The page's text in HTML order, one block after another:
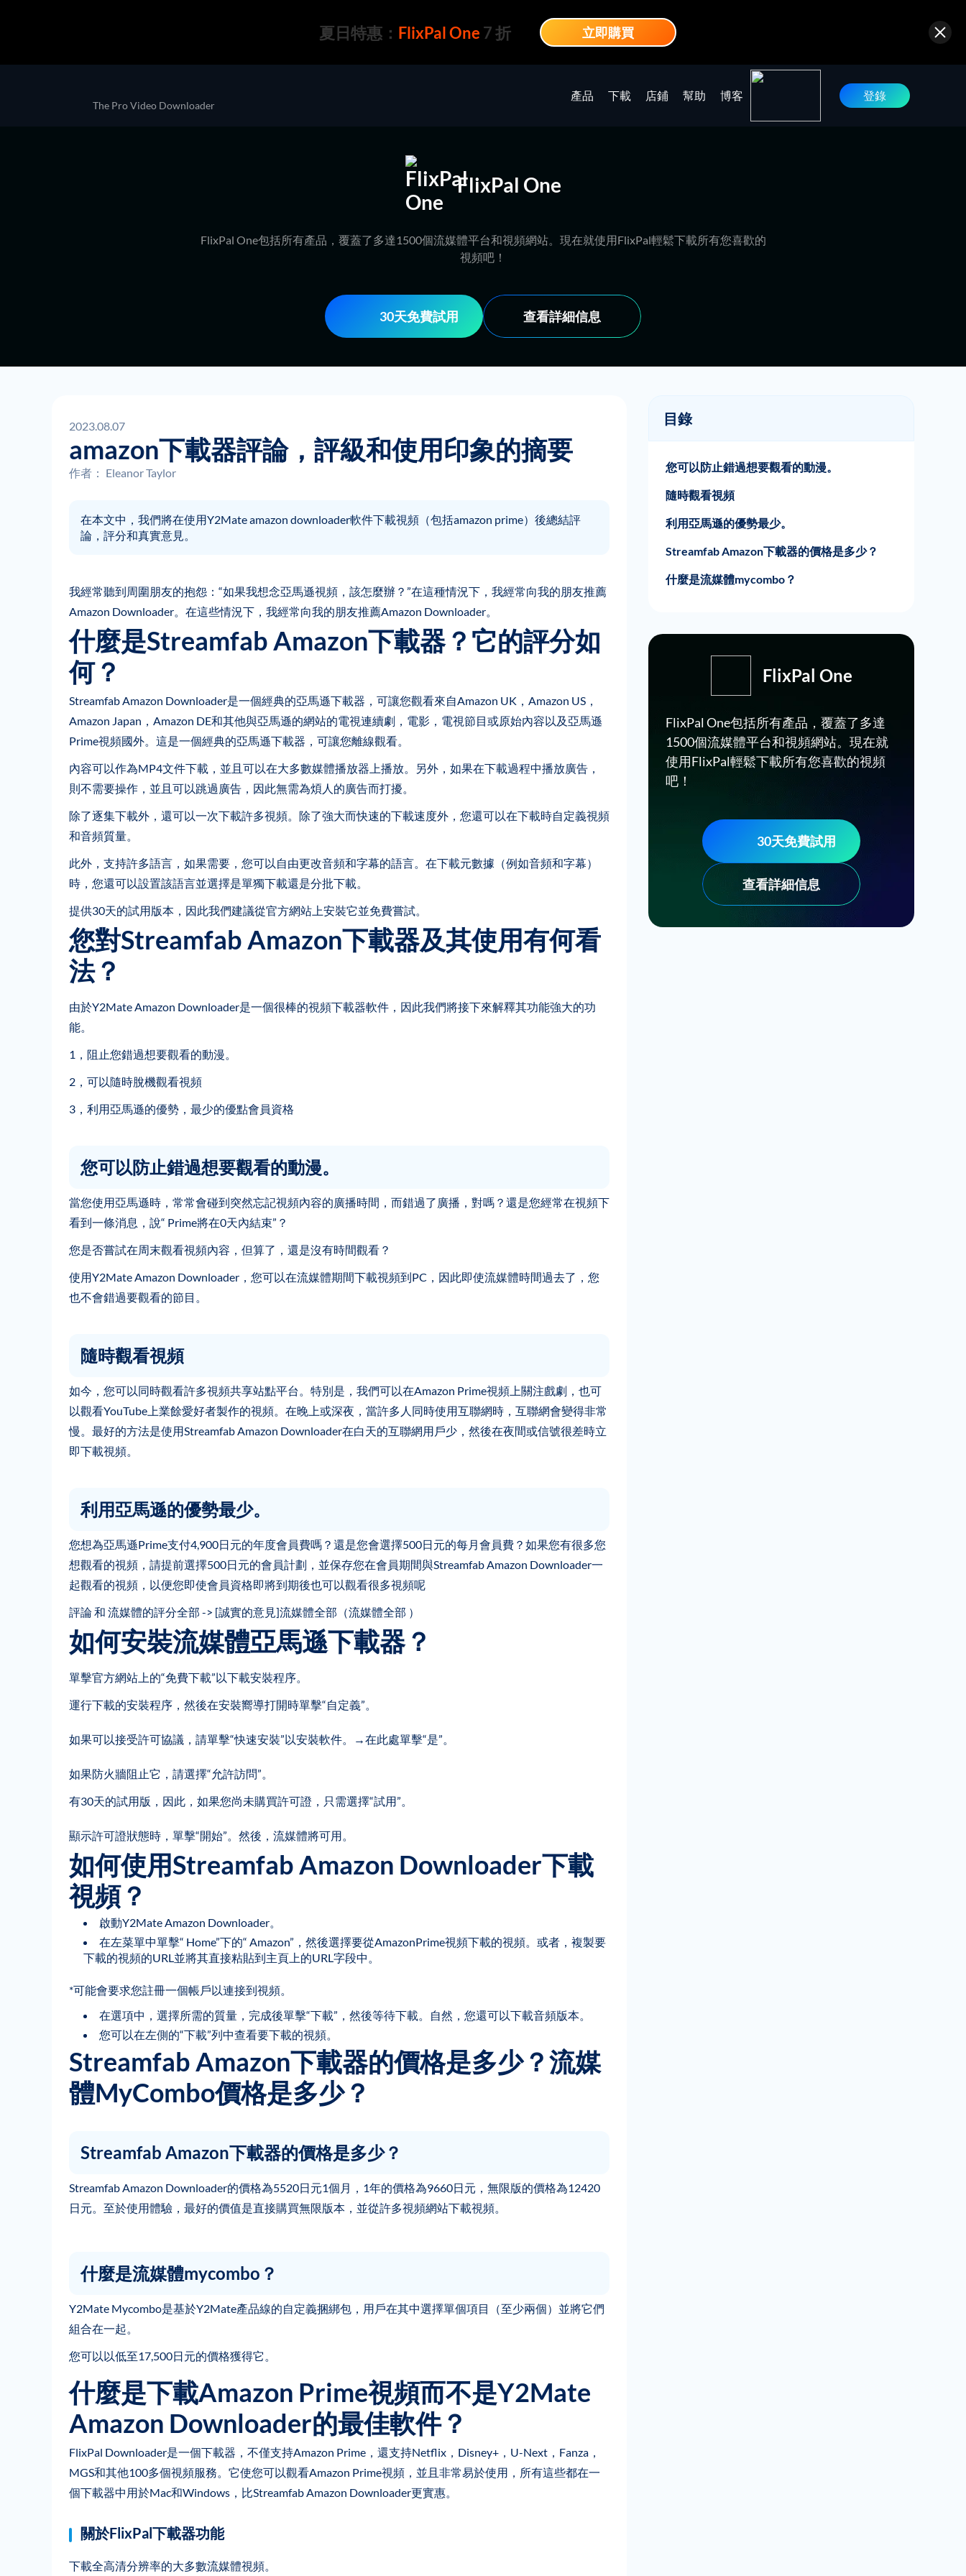
The Pro Video Downloader
產品 下載 店鋪 幫助 博客 登錄
夏日特惠： FlixPal One 7 折 立即購買
FlixPal One
FlixPal One包括所有產品，覆蓋了多達1500個流媒體平台和視頻網站。現在就使用FlixPal輕鬆下載所有您喜歡的
視頻吧！
30天免費試用 查看詳細信息
2023.08.07
amazon下載器評論，評級和使用印象的摘要
作者： Eleanor Taylor
在本文中，我們將在使用Y2Mate amazon downloader軟件下載視頻（包括amazon prime）後總結評
論，評分和真實意見。
我經常聽到周圍朋友的抱怨：“如果我想念亞馬遜視頻，該怎麼辦？”在這種情況下，我經常向我的朋友推薦
Amazon Downloader。在這些情況下，我經常向我的朋友推薦Amazon Downloader。
什麼是Streamfab Amazon下載器？它的評分如
何？
Streamfab Amazon Downloader是一個經典的亞馬遜下載器，可讓您觀看來自Amazon UK，Amazon US，
Amazon Japan，Amazon DE和其他與亞馬遜的網站的電視連續劇，電影，電視節目或原始內容以及亞馬遜
Prime視頻國外。這是一個經典的亞馬遜下載器，可讓您離線觀看。
內容可以作為MP4文件下載，並且可以在大多數媒體播放器上播放。另外，如果在下載過程中播放廣告，
則不需要操作，並且可以跳過廣告，因此無需為煩人的廣告而打擾。
除了逐集下載外，還可以一次下載許多視頻。除了強大而快速的下載速度外，您還可以在下載時自定義視頻
和音頻質量。
此外，支持許多語言，如果需要，您可以自由更改音頻和字幕的語言。在下載元數據（例如音頻和字幕）
時，您還可以設置該語言並選擇是單獨下載還是分批下載。
提供30天的試用版本，因此我們建議從官方網站上安裝它並免費嘗試。
您對Streamfab Amazon下載器及其使用有何看
法？
由於Y2Mate Amazon Downloader是一個很棒的視頻下載器軟件，因此我們將接下來解釋其功能強大的功
能。
1，阻止您錯過想要觀看的動漫。
2，可以隨時脫機觀看視頻
3，利用亞馬遜的優勢，最少的優點會員資格
您可以防止錯過想要觀看的動漫。
當您使用亞馬遜時，常常會碰到突然忘記視頻內容的廣播時間，而錯過了廣播，對嗎？還是您經常在視頻下
看到一條消息，說“ Prime將在0天內結束”？
您是否嘗試在周末觀看視頻內容，但算了，還是沒有時間觀看？
使用Y2Mate Amazon Downloader，您可以在流媒體期間下載視頻到PC，因此即使流媒體時間過去了，您
也不會錯過要觀看的節目。
隨時觀看視頻
如今，您可以同時觀看許多視頻共享站點平台。特別是，我們可以在Amazon Prime視頻上關注戲劇，也可
以觀看YouTube上業餘愛好者製作的視頻。在晚上或深夜，當許多人同時使用互聯網時，互聯網會變得非常
慢。最好的方法是使用Streamfab Amazon Downloader在白天的互聯網用戶少，然後在夜間或信號很差時立
即下載視頻。
利用亞馬遜的優勢最少。
您想為亞馬遜Prime支付4,900日元的年度會員費嗎？還是您會選擇500日元的每月會員費？如果您有很多您
想觀看的視頻，請提前選擇500日元的會員計劃，並保存您在會員期間與Streamfab Amazon Downloader一
起觀看的視頻，以便您即使會員資格即將到期後也可以觀看很多視頻呢
評論 和 流媒體的評分全部 -> [誠實的意見]流媒體全部（流媒體全部 ）
如何安裝流媒體亞馬遜下載器？
單擊官方網站上的“免費下載”以下載安裝程序。
運行下載的安裝程序，然後在安裝嚮導打開時單擊“自定義”。
如果可以接受許可協議，請單擊“快速安裝”以安裝軟件。→在此處單擊“是”。
如果防火牆阻止它，請選擇“允許訪問”。
有30天的試用版，因此，如果您尚未購買許可證，只需選擇“試用”。
顯示許可證狀態時，單擊“開始”。然後，流媒體將可用。
如何使用Streamfab Amazon Downloader下載
視頻？
啟動Y2Mate Amazon Downloader。
在左菜單中單擊“ Home”下的“ Amazon”，然後選擇要從AmazonPrime視頻下載的視頻。或者，複製要
下載的視頻的URL並將其直接粘貼到主頁上的URL字段中。
*可能會要求您註冊一個帳戶以連接到視頻。
在選項中，選擇所需的質量，完成後單擊“下載”，然後等待下載。自然，您還可以下載音頻版本。
您可以在左側的“下載”列中查看要下載的視頻。
Streamfab Amazon下載器的價格是多少？流媒
體MyCombo價格是多少？
Streamfab Amazon下載器的價格是多少？
Streamfab Amazon Downloader的價格為5520日元1個月，1年的價格為9660日元，無限版的價格為12420
日元。至於使用體驗，最好的價值是直接購買無限版本，並從許多視頻網站下載視頻。
什麼是流媒體mycombo？
Y2Mate Mycombo是基於Y2Mate產品線的自定義捆綁包，用戶在其中選擇單個項目（至少兩個）並將它們
組合在一起。
您可以以低至17,500日元的價格獲得它。
什麼是下載Amazon Prime視頻而不是Y2Mate
Amazon Downloader的最佳軟件？
FlixPal Downloader是一個下載器，不僅支持Amazon Prime，還支持Netflix，Disney+，U-Next，Fanza，
MGS和其他100多個視頻服務。它使您可以觀看Amazon Prime視頻，並且非常易於使用，所有這些都在一
個下載器中用於Mac和Windows，比Streamfab Amazon Downloader更實惠。
關於FlixPal下載器功能
下載全高清分辨率的大多數流媒體視頻。
目錄
您可以防止錯過想要觀看的動漫。
隨時觀看視頻
利用亞馬遜的優勢最少。
Streamfab Amazon下載器的價格是多少？
什麼是流媒體mycombo？
FlixPal One
FlixPal One包括所有產品，覆蓋了多達
1500個流媒體平台和視頻網站。現在就
使用FlixPal輕鬆下載所有您喜歡的視頻
吧！
30天免費試用
查看詳細信息